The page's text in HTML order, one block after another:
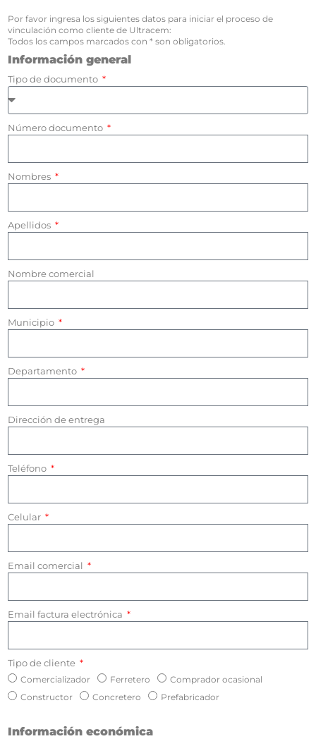
Por favor ingresa los siguientes datos para iniciar el proceso de
vinculación como cliente de Ultracem:
Todos los campos marcados con * son obligatorios.
Información general
Tipo de documento
Número documento
Nombres
Apellidos
Nombre comercial
Municipio
Departamento
Dirección de entrega
Teléfono
Celular
Email comercial
Email factura electrónica
Tipo de cliente
Comercializador Ferretero
Comprador ocasional
Constructor
Concretero Prefabricador
Información económica